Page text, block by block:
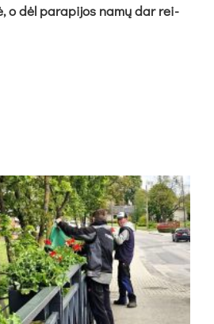
o dėl pa­ra­pi­jos na­mų dar rei­